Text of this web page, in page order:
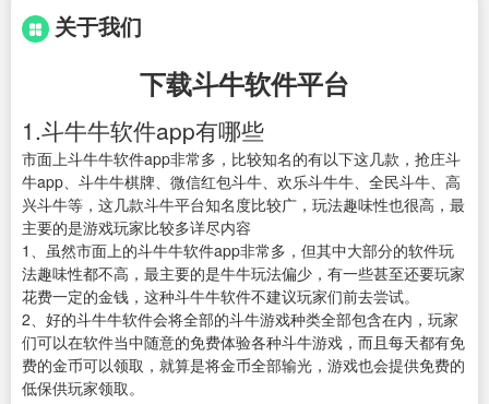
关于我们
下载斗牛软件平台
1.斗牛牛软件app有哪些
市面上斗牛牛软件app非常多，比较知名的有以下这几款，抢庄斗
牛app、斗牛牛棋牌、微信红包斗牛、欢乐斗牛牛、全民斗牛、高
兴斗牛等，这几款斗牛平台知名度比较广，玩法趣味性也很高，最
主要的是游戏玩家比较多详尽内容
1、虽然市面上的斗牛牛软件app非常多，但其中大部分的软件玩
法趣味性都不高，最主要的是牛牛玩法偏少，有一些甚至还要玩家
花费一定的金钱，这种斗牛牛软件不建议玩家们前去尝试。
2、好的斗牛牛软件会将全部的斗牛游戏种类全部包含在内，玩家
们可以在软件当中随意的免费体验各种斗牛游戏，而且每天都有免
费的金币可以领取，就算是将金币全部输光，游戏也会提供免费的
低保供玩家领取。